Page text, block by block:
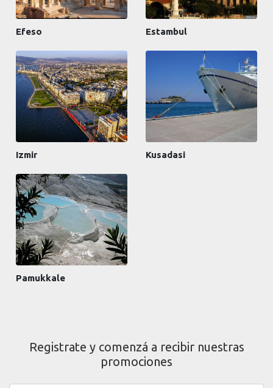
Efeso Estambul
Izmir Kusadasi
Pamukkale
Registrate y comenzá a recibir nuestras
promociones